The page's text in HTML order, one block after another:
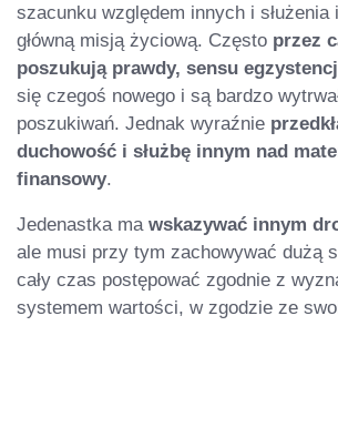
szacunku względem innych i służenia
główną misją życiową. Często przez
poszukują prawdy, sensu
się czegoś nowego i są bardzo
poszukiwań. Jednak wyraźnie
duchowość i służbę innym nad
finansowy.
Jedenastka ma wskazywać innym
ale musi przy tym zachowywać dużą
cały czas postępować zgodnie z
systemem wartości, w zgodzie ze